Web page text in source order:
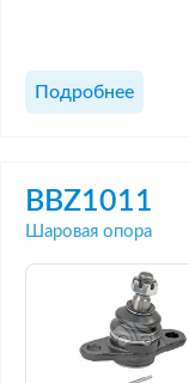
Подробнее
BBZ1011
Шаровая опора